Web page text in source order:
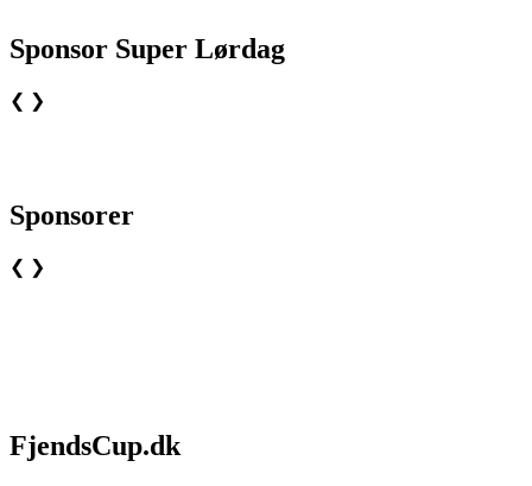
Sponsor Super Lørdag
❮ ❯
Sponsorer
❮ ❯
FjendsCup.dk